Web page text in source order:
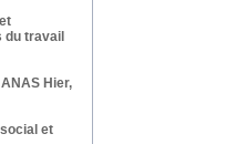
du travail
Hier,
et